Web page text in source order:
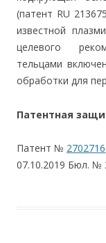
(патент RU
известной
целевого
тельцами
обработки для
Патентная
Патент № 2702716
07.10.2019 Бюл. №